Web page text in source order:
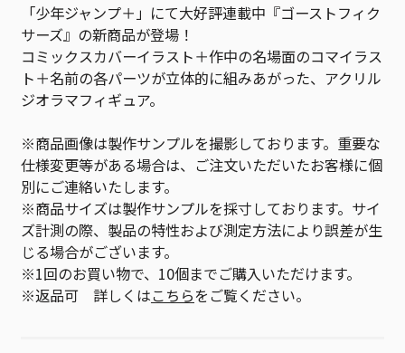
「少年ジャンプ＋」にて大好評連載中『ゴーストフィク
サーズ』の新商品が登場！
コミックスカバーイラスト＋作中の名場面のコマイラス
ト＋名前の各パーツが立体的に組みあがった、アクリル
ジオラマフィギュア。
※商品画像は製作サンプルを撮影しております。重要な
仕様変更等がある場合は、ご注文いただいたお客様に個
別にご連絡いたします。
※商品サイズは製作サンプルを採寸しております。サイ
ズ計測の際、製品の特性および測定方法により誤差が生
じる場合がございます。
※1回のお買い物で、10個までご購入いただけます。
※返品可 詳しくはこちらをご覧ください。